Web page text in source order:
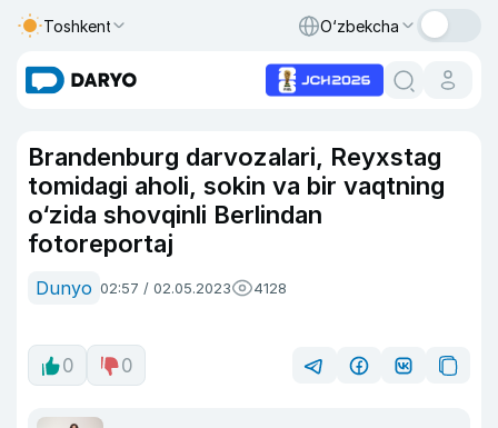
Toshkent O‘zbekcha
Brandenburg darvozalari, Reyxstag
tomidagi aholi, sokin va bir vaqtning
o‘zida shovqinli Berlindan
fotoreportaj
Dunyo 02:57 / 02.05.2023 4128
0 0